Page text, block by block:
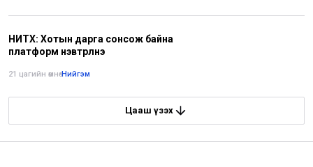
НИТХ: Хотын дарга сонсож байна
платформ нэвтрүүлнэ
21 цагийн өмнө•Нийгэм
Цааш үзэх